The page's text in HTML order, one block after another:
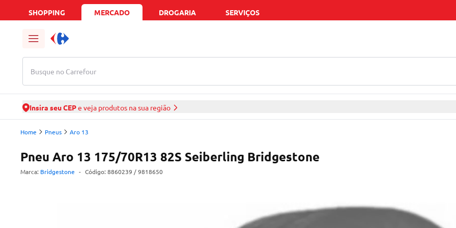
SHOPPING MERCADO DROGARIA SERVIÇOS
Busque no Carrefour
Insira seu CEPe veja produtos na sua região
Home Pneus Aro 13
Pneu Aro 13 175/70R13 82S Seiberling Bridgestone
Marca: Bridgestone - Código: 8860239 / 9818650